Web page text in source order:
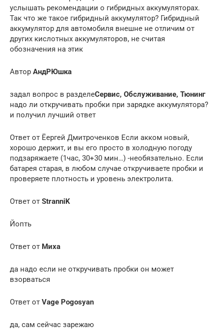
услышать рекомендации о гибридных аккумуляторах.
Так что же такое гибридный аккумулятор? Гибридный
аккумулятор для автомобиля внешне не отличим от
других кислотных аккумуляторов, не считая
обозначения на этик
Автор АндРЮшка
задал вопрос в разделеСервис, Обслуживание, Тюнинг
надо ли откручивать пробки при зарядке аккумулятора?
и получил лучший ответ
Ответ от Ёергей Дмитроченков Если акком новый,
хорошо держит, и вы его просто в холодную погоду
подзаряжаете (1час, 30+30 мин…) -необязательно. Если
батарея старая, в любом случае откручиваете пробки и
проверяете плотность и уровень электролита.
Ответ от StranniK
Йопть
Ответ от Миха
да надо если не откручивать пробки он может
взорваться
Ответ от Vage Pogosyan
да, сам сейчас зарежаю